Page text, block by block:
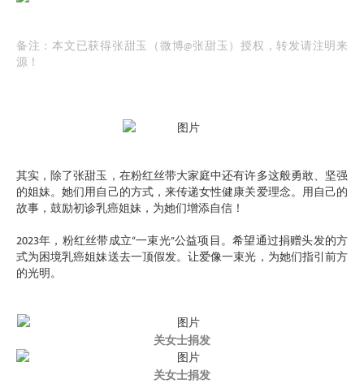
备注：本文已获得张甜玉（微博@张甜玉）授权，转发请注明来
源！
其实，除了张甜玉，在粉红丝带大家庭中还有许多这般勇敢、坚强
的姐妹。她们用自己的方式，来传递女性健康关爱理念。用自己的
故事，鼓励初诊乳癌姐妹，为她们增添自信！
2023年，粉红丝带成立“一束光”公益项目。希望通过捐赠头发的方
式为困境乳癌姐妹送去一顶假发。让爱像一束光，为她们指引前方
的光明。
关女士捐发
关女士捐发